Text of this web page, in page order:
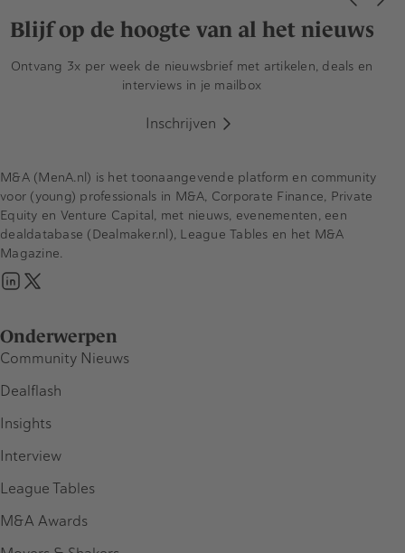
Blijf op de hoogte van al het nieuws
Ontvang 3x per week de nieuwsbrief met artikelen, deals en
interviews in je mailbox
Inschrijven
Onderwerpen
Community Nieuws
Dealflash
Insights
Interview
League Tables
M&A Awards
M&A (MenA.nl) is het toonaangevende platform en community
voor (young) professionals in M&A, Corporate Finance, Private
Equity en Venture Capital, met nieuws, evenementen, een
dealdatabase (Dealmaker.nl), League Tables en het M&A
Magazine.